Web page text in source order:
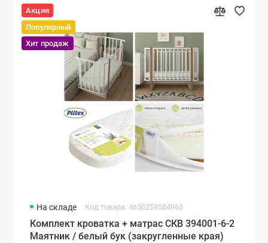
Акция
Популярный
Хит продаж
На складе Код товара: 4650259584965
Комплект кроватка + матрас СКВ 394001-6-2
Маятник / белый бук (закругленные края)